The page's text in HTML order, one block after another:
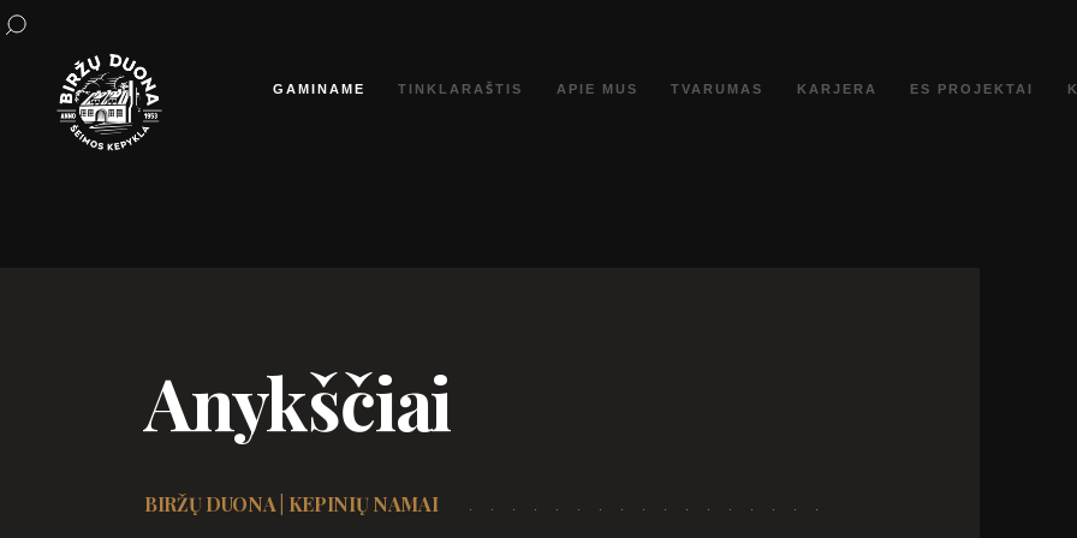
Eiti
turinio
GAMINAME TINKLARAŠTIS APIE MUS TVARUMAS KARJERA ES PROJEKTAI
Anykščiai
BIRŽŲ DUONA | KEPINIŲ NAMAI